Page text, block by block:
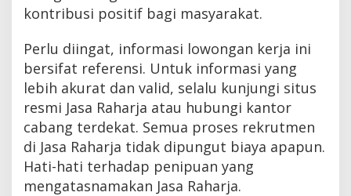
kontribusi positif bagi masyarakat.
Perlu diingat, informasi lowongan kerja ini
bersifat referensi. Untuk informasi yang
lebih akurat dan valid, selalu kunjungi situs
resmi Jasa Raharja atau hubungi kantor
cabang terdekat. Semua proses rekrutmen
di Jasa Raharja tidak dipungut biaya apapun.
Hati-hati terhadap penipuan yang
mengatasnamakan Jasa Raharja.